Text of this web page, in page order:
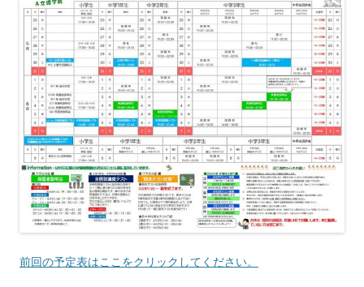
前回の予定表はここをクリックしてください。